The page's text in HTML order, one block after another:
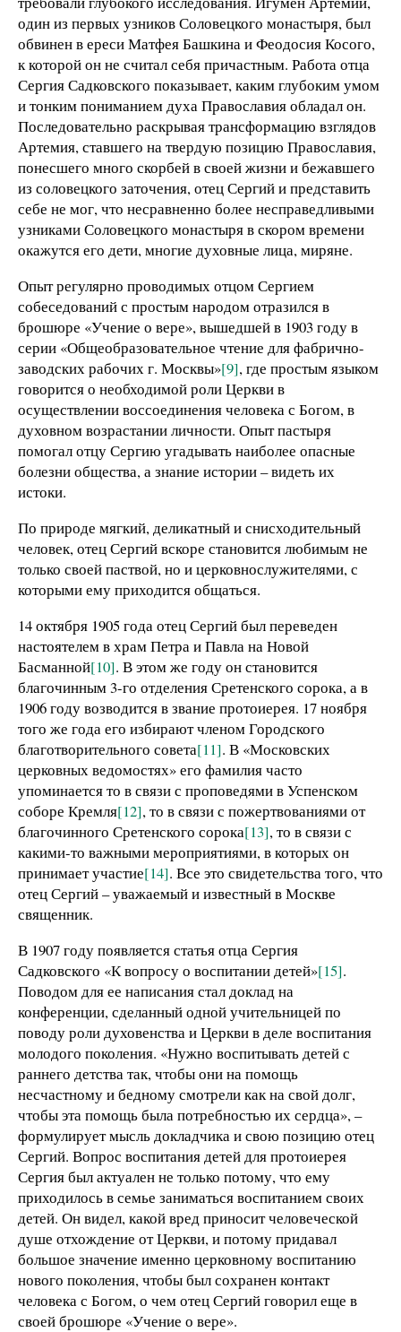
один из первых узников Соловецкого монастыря, был
обвинен в ереси Матфея Башкина и Феодосия Косого,
к которой он не считал себя причастным. Работа отца
Сергия Садковского показывает, каким глубоким умом
и тонким пониманием духа Православия обладал он.
Последовательно раскрывая трансформацию взглядов
Артемия, ставшего на твердую позицию Православия,
понесшего много скорбей в своей жизни и бежавшего
из соловецкого заточения, отец Сергий и представить
себе не мог, что несравненно более несправедливыми
узниками Соловецкого монастыря в скором времени
окажутся его дети, многие духовные лица, миряне.
Опыт регулярно проводимых отцом Сергием
собеседований с простым народом отразился в
брошюре «Учение о вере», вышедшей в 1903 году в
серии «Общеобразовательное чтение для фабрично-
заводских рабочих г. Москвы»[9], где простым языком
говорится о необходимой роли Церкви в
осуществлении воссоединения человека с Богом, в
духовном возрастании личности. Опыт пастыря
помогал отцу Сергию угадывать наиболее опасные
болезни общества, а знание истории – видеть их
истоки.
По природе мягкий, деликатный и снисходительный
человек, отец Сергий вскоре становится любимым не
только своей паствой, но и церковнослужителями, с
которыми ему приходится общаться.
14 октября 1905 года отец Сергий был переведен
настоятелем в храм Петра и Павла на Новой
Басманной[10]. В этом же году он становится
благочинным 3-го отделения Сретенского сорока, а в
1906 году возводится в звание протоиерея. 17 ноября
того же года его избирают членом Городского
благотворительного совета[11]. В «Московских
церковных ведомостях» его фамилия часто
упоминается то в связи с проповедями в Успенском
соборе Кремля[12], то в связи с пожертвованиями от
благочинного Сретенского сорока[13], то в связи с
какими-то важными мероприятиями, в которых он
принимает участие[14]. Все это свидетельства того, что
отец Сергий – уважаемый и известный в Москве
священник.
В 1907 году появляется статья отца Сергия
Садковского «К вопросу о воспитании детей»[15].
Поводом для ее написания стал доклад на
конференции, сделанный одной учительницей по
поводу роли духовенства и Церкви в деле воспитания
молодого поколения. «Нужно воспитывать детей с
раннего детства так, чтобы они на помощь
несчастному и бедному смотрели как на свой долг,
чтобы эта помощь была потребностью их сердца», –
формулирует мысль докладчика и свою позицию отец
Сергий. Вопрос воспитания детей для протоиерея
Сергия был актуален не только потому, что ему
приходилось в семье заниматься воспитанием своих
детей. Он видел, какой вред приносит человеческой
душе отхождение от Церкви, и потому придавал
большое значение именно церковному воспитанию
нового поколения, чтобы был сохранен контакт
человека с Богом, о чем отец Сергий говорил еще в
своей брошюре «Учение о вере».